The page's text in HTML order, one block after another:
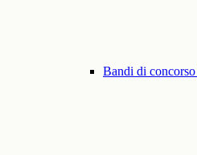
Bandi di concorso